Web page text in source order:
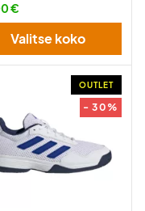
€
Valitse koko
OUTLET
- 30%